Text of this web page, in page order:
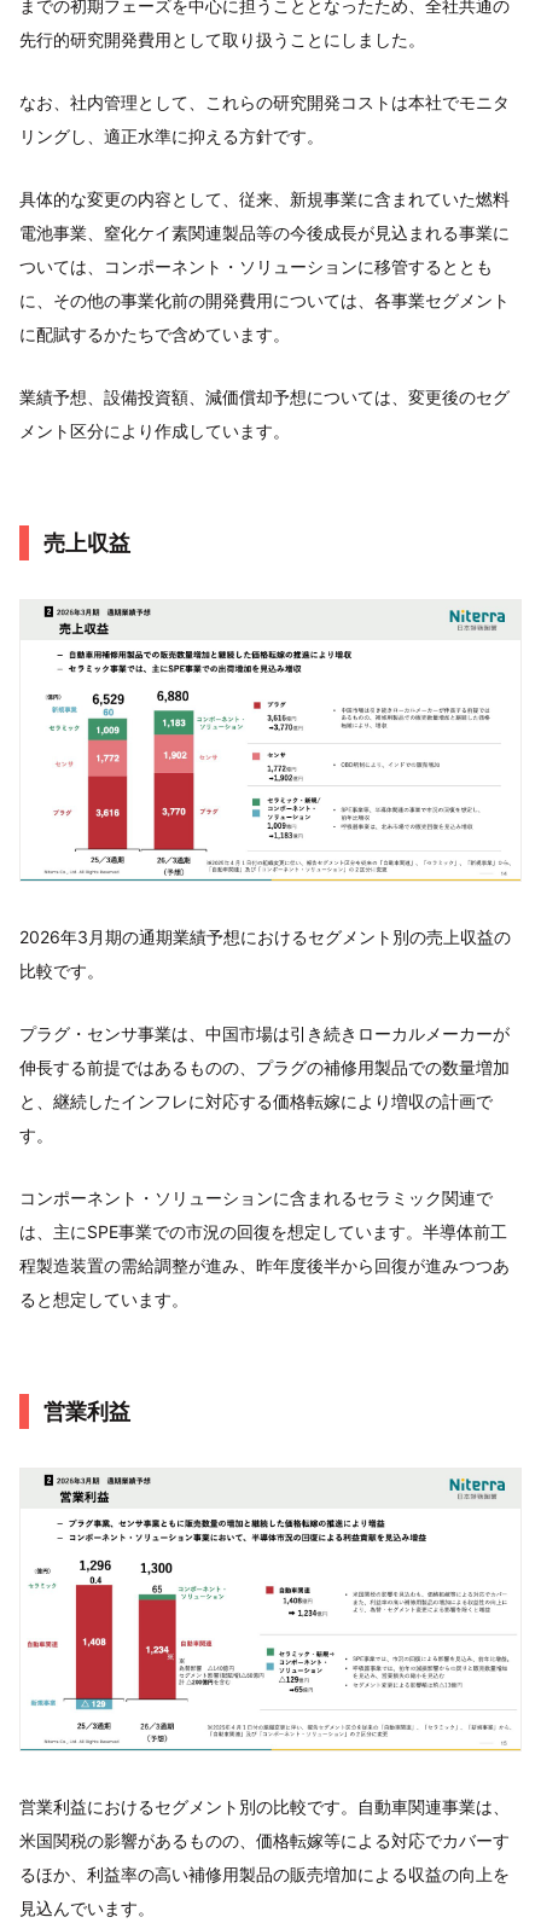
までの初期フェーズを中心に担うこととなったため、全社共通の
先行的研究開発費用として取り扱うことにしました。
なお、社内管理として、これらの研究開発コストは本社でモニタ
リングし、適正水準に抑える方針です。
具体的な変更の内容として、従来、新規事業に含まれていた燃料
電池事業、窒化ケイ素関連製品等の今後成長が見込まれる事業に
ついては、コンポーネント・ソリューションに移管するととも
に、その他の事業化前の開発費用については、各事業セグメント
に配賦するかたちで含めています。
業績予想、設備投資額、減価償却予想については、変更後のセグ
メント区分により作成しています。
売上収益
2026年3月期の通期業績予想におけるセグメント別の売上収益の
比較です。
プラグ・センサ事業は、中国市場は引き続きローカルメーカーが
伸長する前提ではあるものの、プラグの補修用製品での数量増加
と、継続したインフレに対応する価格転嫁により増収の計画で
す。
コンポーネント・ソリューションに含まれるセラミック関連で
は、主にSPE事業での市況の回復を想定しています。半導体前工
程製造装置の需給調整が進み、昨年度後半から回復が進みつつあ
ると想定しています。
営業利益
営業利益におけるセグメント別の比較です。自動車関連事業は、
米国関税の影響があるものの、価格転嫁等による対応でカバーす
るほか、利益率の高い補修用製品の販売増加による収益の向上を
見込んでいます。